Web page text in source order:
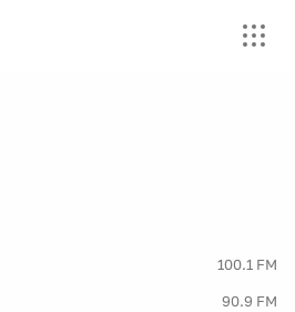
100.1 FM
90.9 FM